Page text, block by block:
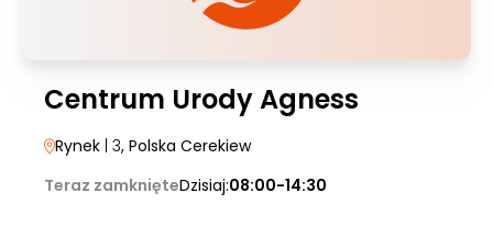
Centrum Urody Agness
Rynek | 3, Polska Cerekiew
Teraz zamknięteDzisiaj:08:00-14:30